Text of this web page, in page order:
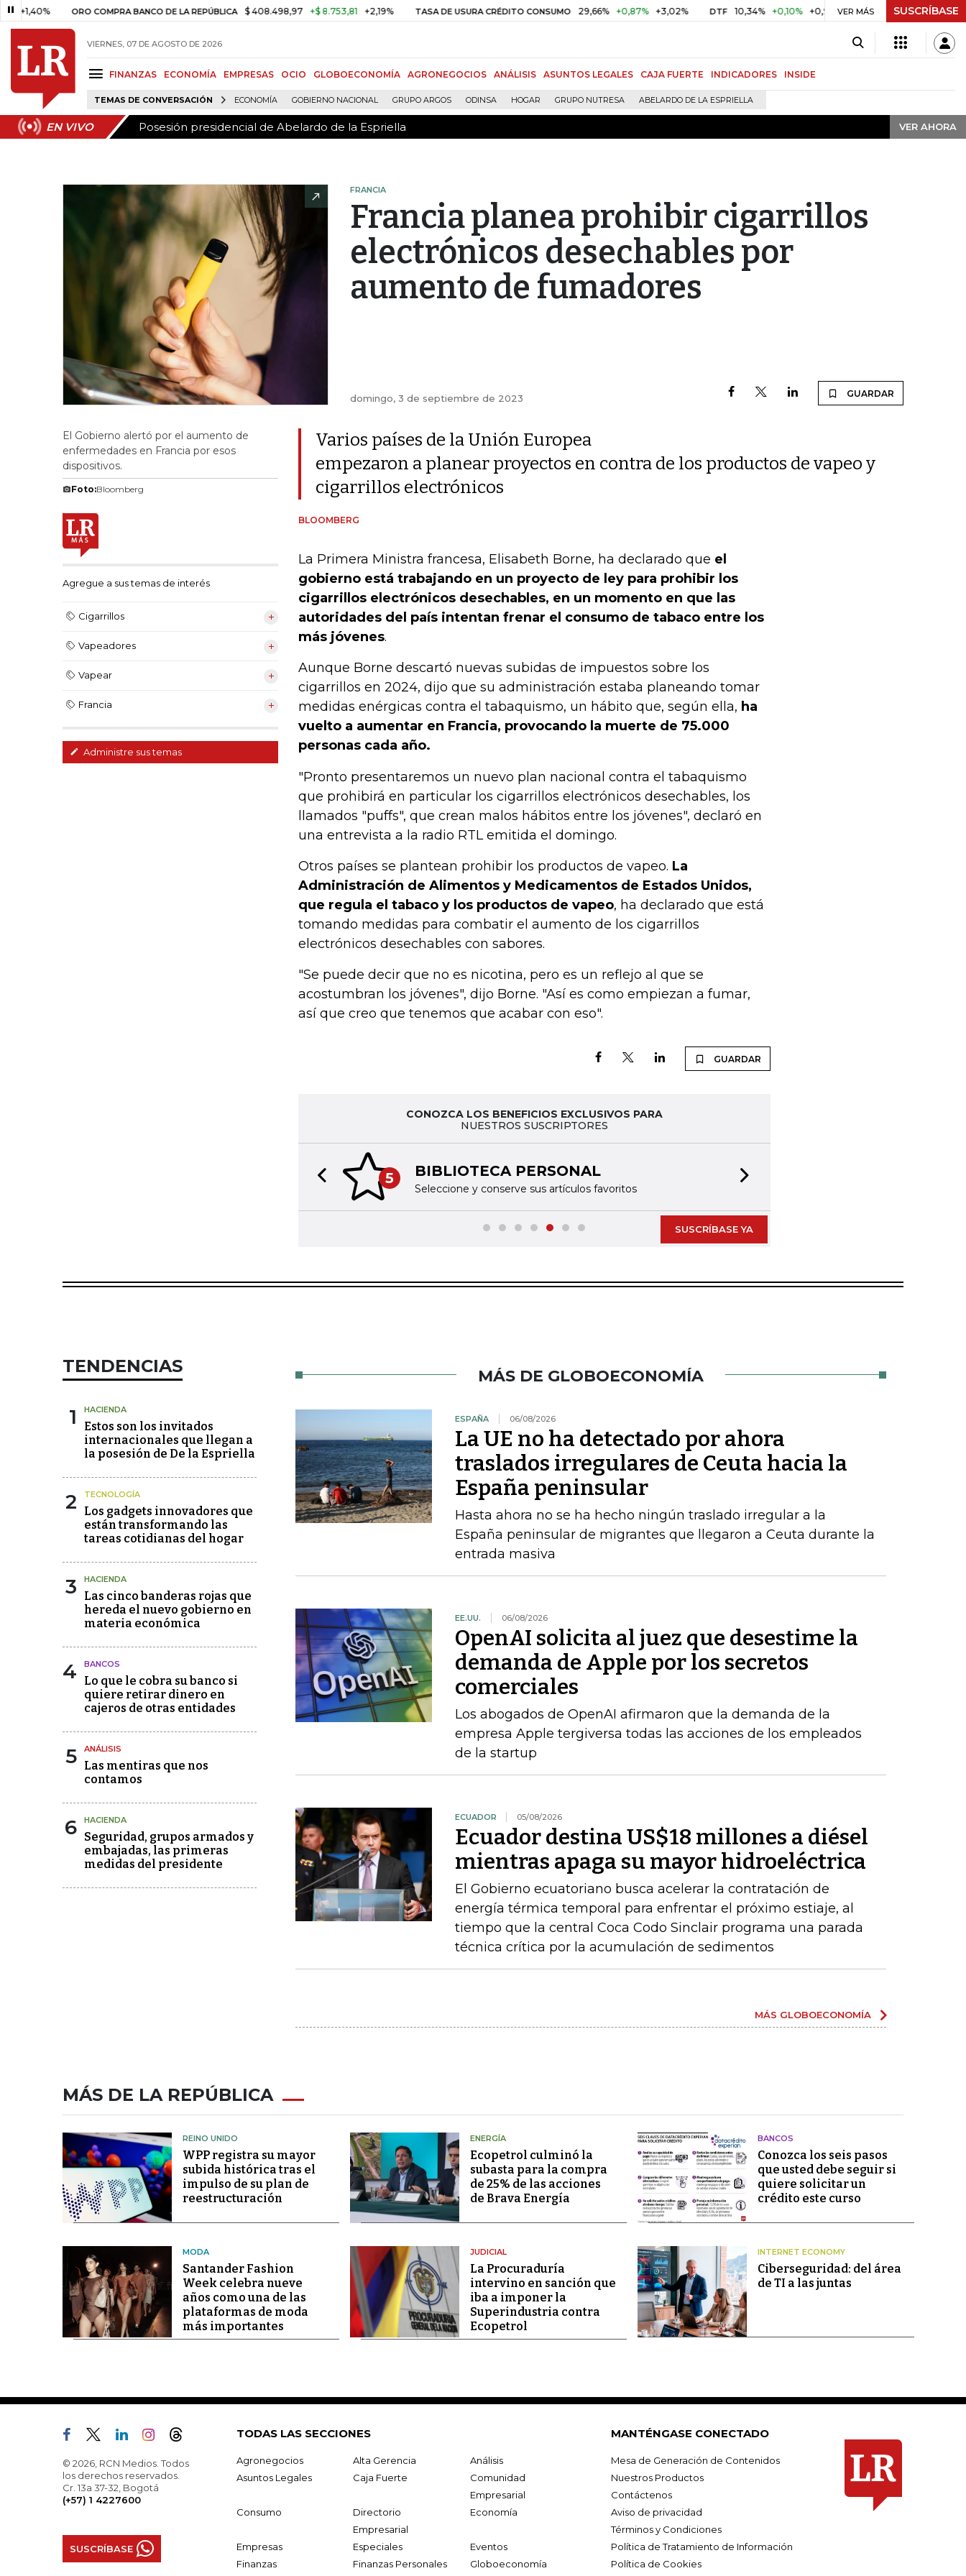
ORO COMPRA BANCO DE LA REPÚBLICA $ 408.498,97 +$ 8.753,81 +2,19% TASA DE USURA CRÉDITO CONSUMO 29,66% +0,87% +3,02% DTF 10,34% +0,10% +0,98% UVR $ 416,91 +$ 0,05 +0,01%
VER MÁS SUSCRÍBASE
VIERNES, 07 DE AGOSTO DE 2026
FINANZAS ECONOMÍA EMPRESAS OCIO GLOBOECONOMÍA AGRONEGOCIOS ANÁLISIS ASUNTOS LEGALES CAJA FUERTE INDICADORES INSIDE
TEMAS DE CONVERSACIÓN ECONOMÍA GOBIERNO NACIONAL GRUPO ARGOS ODINSA HOGAR GRUPO NUTRESA ABELARDO DE LA ESPRIELLA
EN VIVO Posesión presidencial de Abelardo de la Espriella VER AHORA
EN VIVO Posesión presidencial de Abelardo de la Espriella VER AHORA
FRANCIA
Francia planea prohibir cigarrillos
electrónicos desechables por
aumento de fumadores
domingo, 3 de septiembre de 2023 GUARDAR
El Gobierno alertó por el aumento de
enfermedades en Francia por esos
dispositivos.
Foto:Bloomberg
Agregue a sus temas de interés
Cigarrillos
Vapeadores
Vapear
Francia
Administre sus temas
Varios países de la Unión Europea
empezaron a planear proyectos en contra de los productos de vapeo y
cigarrillos electrónicos
BLOOMBERG
La Primera Ministra francesa, Elisabeth Borne, ha declarado que el
gobierno está trabajando en un proyecto de ley para prohibir los
cigarrillos electrónicos desechables, en un momento en que las
autoridades del país intentan frenar el consumo de tabaco entre los
más jóvenes.
Aunque Borne descartó nuevas subidas de impuestos sobre los
cigarrillos en 2024, dijo que su administración estaba planeando tomar
medidas enérgicas contra el tabaquismo, un hábito que, según ella, ha
vuelto a aumentar en Francia, provocando la muerte de 75.000
personas cada año.
"Pronto presentaremos un nuevo plan nacional contra el tabaquismo
que prohibirá en particular los cigarrillos electrónicos desechables, los
llamados "puffs", que crean malos hábitos entre los jóvenes", declaró en
una entrevista a la radio RTL emitida el domingo.
Otros países se plantean prohibir los productos de vapeo. La
Administración de Alimentos y Medicamentos de Estados Unidos,
que regula el tabaco y los productos de vapeo, ha declarado que está
tomando medidas para combatir el aumento de los cigarrillos
electrónicos desechables con sabores.
"Se puede decir que no es nicotina, pero es un reflejo al que se
acostumbran los jóvenes", dijo Borne. "Así es como empiezan a fumar,
así que creo que tenemos que acabar con eso".
GUARDAR
CONOZCA LOS BENEFICIOS EXCLUSIVOS PARA
NUESTROS SUSCRIPTORES
5 BIBLIOTECA PERSONAL
Seleccione y conserve sus artículos favoritos
Previous slide
SUSCRÍBASE YA
TENDENCIAS
1 HACIENDA
Estos son los invitados
internacionales que llegan a
la posesión de De la Espriella
2 TECNOLOGÍA
Los gadgets innovadores que
están transformando las
tareas cotidianas del hogar
3 HACIENDA
Las cinco banderas rojas que
hereda el nuevo gobierno en
materia económica
4 BANCOS
Lo que le cobra su banco si
quiere retirar dinero en
cajeros de otras entidades
5 ANÁLISIS
Las mentiras que nos
contamos
6 HACIENDA
Seguridad, grupos armados y
embajadas, las primeras
medidas del presidente
MÁS DE GLOBOECONOMÍA
ESPAÑA 06/08/2026
La UE no ha detectado por ahora
traslados irregulares de Ceuta hacia la
España peninsular
Hasta ahora no se ha hecho ningún traslado irregular a la
España peninsular de migrantes que llegaron a Ceuta durante la
entrada masiva
EE.UU. 06/08/2026
OpenAI solicita al juez que desestime la
demanda de Apple por los secretos
comerciales
Los abogados de OpenAI afirmaron que la demanda de la
empresa Apple tergiversa todas las acciones de los empleados
de la startup
ECUADOR 05/08/2026
Ecuador destina US$18 millones a diésel
mientras apaga su mayor hidroeléctrica
El Gobierno ecuatoriano busca acelerar la contratación de
energía térmica temporal para enfrentar el próximo estiaje, al
tiempo que la central Coca Codo Sinclair programa una parada
técnica crítica por la acumulación de sedimentos
MÁS GLOBOECONOMÍA
MÁS DE LA REPÚBLICA
REINO UNIDO
WPP registra su mayor
subida histórica tras el
impulso de su plan de
reestructuración
ENERGÍA
Ecopetrol culminó la
subasta para la compra
de 25% de las acciones
de Brava Energía
BANCOS
Conozca los seis pasos
que usted debe seguir si
quiere solicitar un
crédito este curso
MODA
Santander Fashion
Week celebra nueve
años como una de las
plataformas de moda
más importantes
JUDICIAL
La Procuraduría
intervino en sanción que
iba a imponer la
Superindustria contra
Ecopetrol
INTERNET ECONOMY
Ciberseguridad: del área
de TI a las juntas
© 2026, RCN Medios. Todos
los derechos reservados.
Cr. 13a 37-32, Bogotá
(+57) 1 4227600
SUSCRÍBASE
TODAS LAS SECCIONES
Agronegocios Alta Gerencia
Análisis
Asuntos Legales
Caja Fuerte
Comunidad
Empresarial
Consumo
Directorio
Empresarial
Economía
Empresas Especiales
Eventos
Finanzas
Finanzas Personales
Globoeconomía
MANTÉNGASE CONECTADO
Mesa de Generación de Contenidos
Nuestros Productos
Contáctenos
Aviso de privacidad
Términos y Condiciones
Política de Tratamiento de Información
Política de Cookies